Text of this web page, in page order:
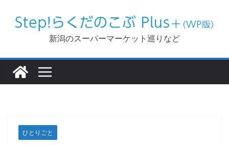
新潟のスーパーマーケット巡りなど
ひとりごと